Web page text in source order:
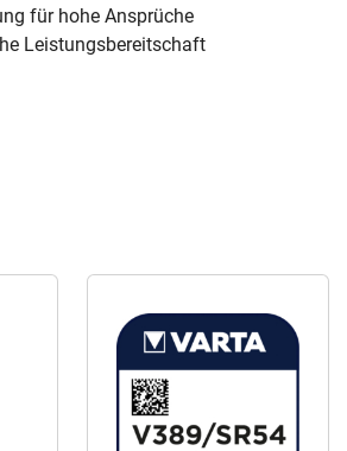
für hohe Ansprüche
Leistungsbereitschaft